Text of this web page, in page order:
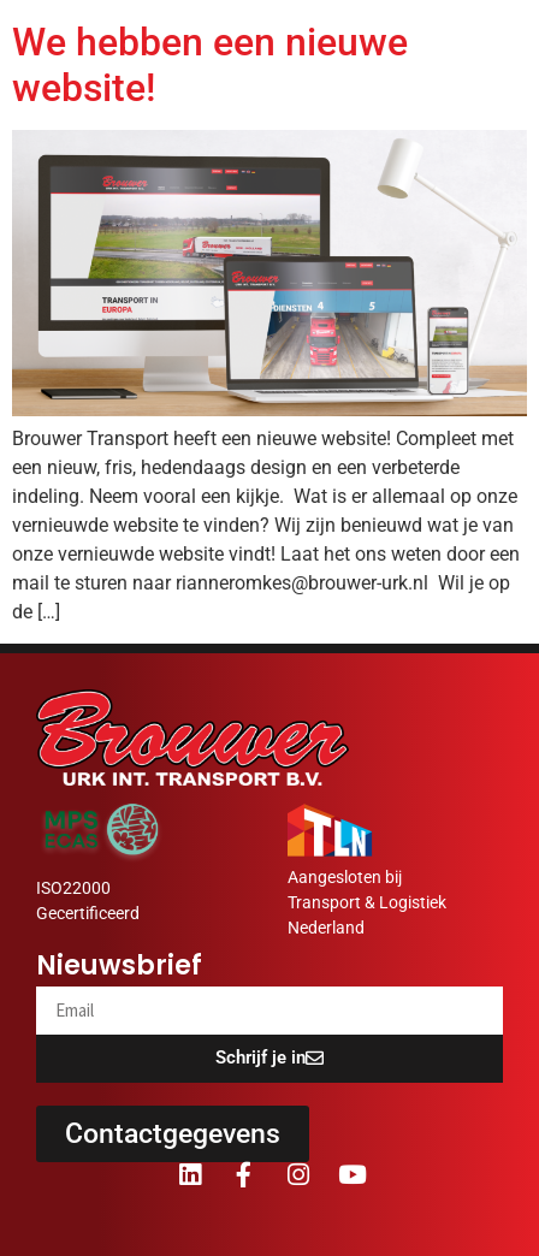
We hebben een nieuwe
website!
Brouwer Transport heeft een nieuwe website! Compleet met
een nieuw, fris, hedendaags design en een verbeterde
indeling. Neem vooral een kijkje. Wat is er allemaal op onze
vernieuwde website te vinden? Wij zijn benieuwd wat je van
onze vernieuwde website vindt! Laat het ons weten door een
mail te sturen naar rianneromkes@brouwer-urk.nl Wil je op
de […]
Contactgegevens
ISO22000
Gecertificeerd
Aangesloten bij
Transport & Logistiek
Nederland
Nieuwsbrief
Schrijf je in